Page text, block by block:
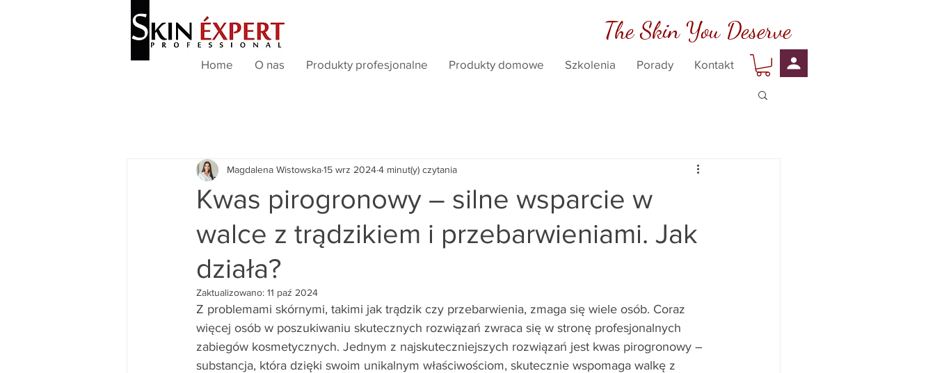
The Skin You Deserve
Home O nas Produkty profesjonalne Produkty domowe Szkolenia Porady Kontakt
Kwas pirogronowy – silne wsparcie w
walce z trądzikiem i przebarwieniami. Jak
działa?
Magdalena Wistowska15 wrz 20244 minut(y) czytania
Zaktualizowano: 11 paź 2024
Z problemami skórnymi, takimi jak trądzik czy przebarwienia, zmaga się wiele osób. Coraz
więcej osób w poszukiwaniu skutecznych rozwiązań zwraca się w stronę profesjonalnych
zabiegów kosmetycznych. Jednym z najskuteczniejszych rozwiązań jest kwas pirogronowy –
substancja, która dzięki swoim unikalnym właściwościom, skutecznie wspomaga walkę z